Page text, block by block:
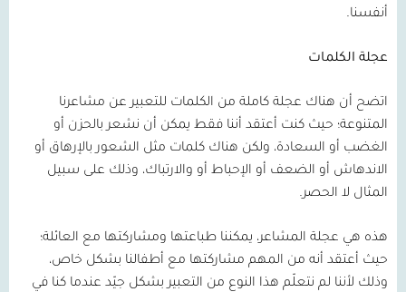
أنفسنا.
عجلة الكلمات
اتضح أن هناك عجلة كاملة من الكلمات للتعبير عن مشاعرنا
المتنوعة؛ حيث كنت أعتقد أننا فقط يمكن أن نشعر بالحزن أو
الغضب أو السعادة، ولكن هناك كلمات مثل الشعور بالإرهاق أو
الاندهاش أو الضعف أو الإحباط أو والارتباك، وذلك على سبيل
المثال لا الحصر.
هذه هي عجلة المشاعر، يمكننا طباعتها ومشاركتها مع العائلة؛
حيث أعتقد أنه من المهم مشاركتها مع أطفالنا بشكل خاص،
وذلك لأننا لم نتعلّم هذا النوع من التعبير بشكل جيّد عندما كنا في